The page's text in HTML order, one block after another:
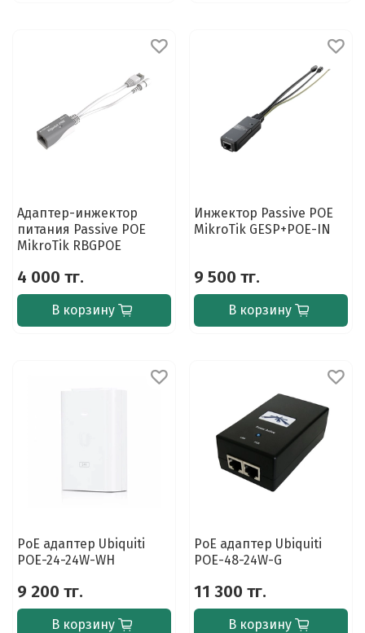
Адаптер-инжектор
питания Passive POE
MikroTik RBGPOE
4 000 тг.
В корзину
Инжектор Passive POE
MikroTik GESP+POE-IN
9 500 тг.
В корзину
PoE адаптер Ubiquiti
POE-24-24W-WH
9 200 тг.
В корзину
PoE адаптер Ubiquiti
POE-48-24W-G
11 300 тг.
В корзину